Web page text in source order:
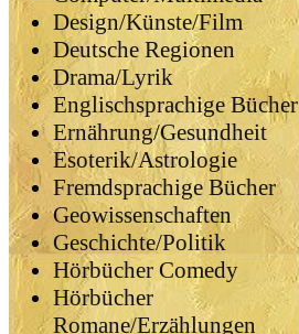
Design/Künste/Film
Deutsche Regionen
Drama/Lyrik
Englischsprachige Bücher
Ernährung/Gesundheit
Esoterik/Astrologie
Fremdsprachige Bücher
Geowissenschaften
Geschichte/Politik
Hörbücher Comedy
Hörbücher
Romane/Erzählungen